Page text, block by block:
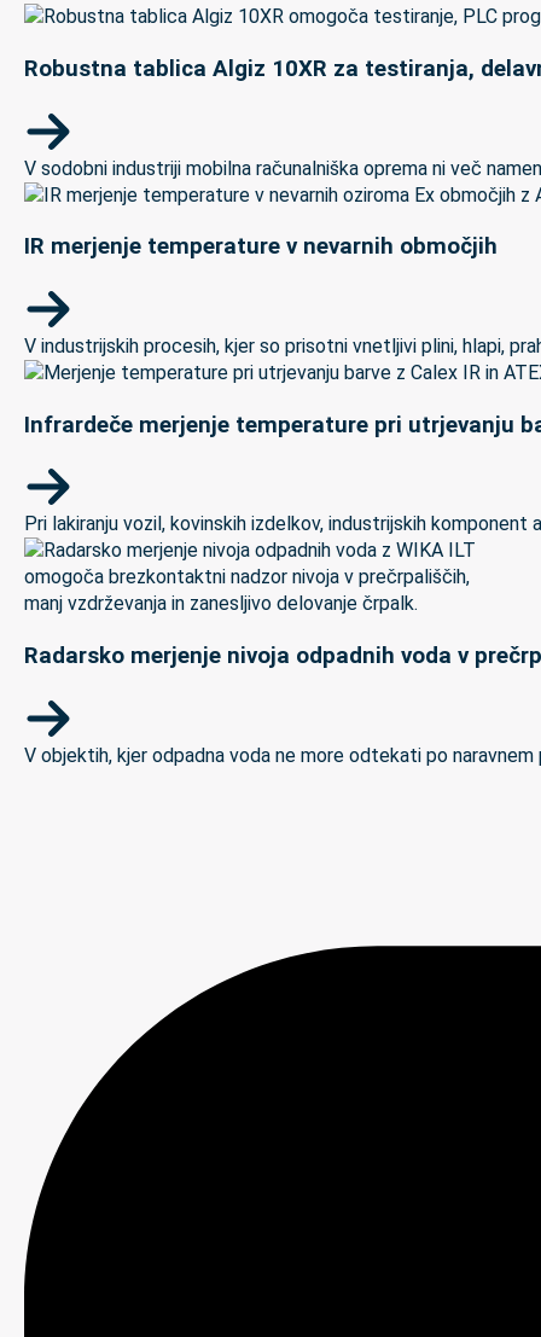
Robustna tablica Algiz 10XR za testiranja,
V sodobni industriji mobilna računalniška oprema ni več
IR merjenje temperature v nevarnih območjih
V industrijskih procesih, kjer so prisotni vnetljivi plini, hlapi,
Infrardeče merjenje temperature pri utrjevanju
Pri lakiranju vozil, kovinskih izdelkov, industrijskih
Radarsko merjenje nivoja odpadnih voda v
V objektih, kjer odpadna voda ne more odtekati po